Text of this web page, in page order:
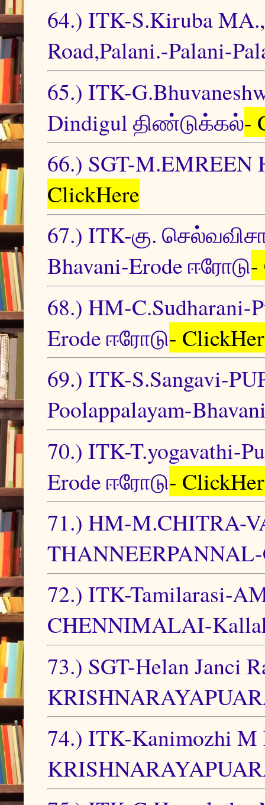
64.) ITK-S.Kiruba
Road,Palani.-Palani-
65.) ITK-
Dindigul திண்டுக்கல்-
66.) SGT-
ClickHere
67.) ITK-கு.
Bhavani-Erode ஈரோடு-
68.) HM-C.Sudharani-
Erode ஈரோடு-
69.) ITK-S.Sangavi-
Poolappalayam-
70.) ITK-T.yogavathi-
Erode ஈரோடு-
71.) HM-M.CHITRA-
72.) ITK-Tamilarasi-
CHENNIMALAI-
73.) SGT-Helan Janci
74.) ITK-Kanimozhi